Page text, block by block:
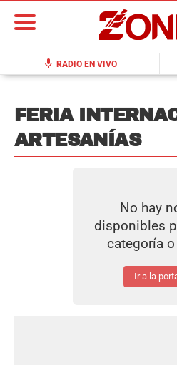
mic RADIO EN VIVO
FERIA
ARTESANÍAS
No hay
disponibles
categoría
Ir a la